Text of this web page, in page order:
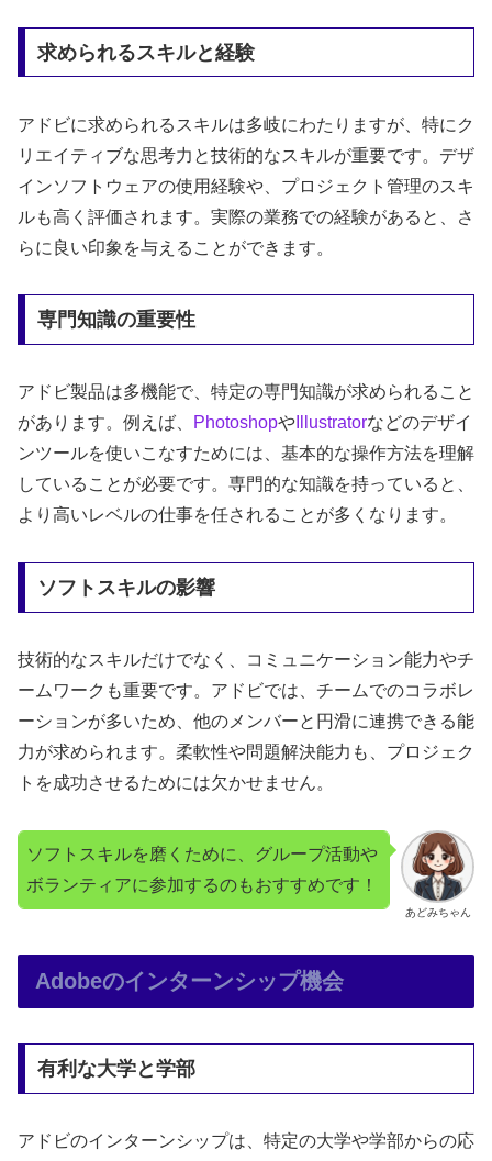
求められるスキルと経験
アドビに求められるスキルは多岐にわたりますが、特にク
リエイティブな思考力と技術的なスキルが重要です。デザ
インソフトウェアの使用経験や、プロジェクト管理のスキ
ルも高く評価されます。実際の業務での経験があると、さ
らに良い印象を与えることができます。
専門知識の重要性
アドビ製品は多機能で、特定の専門知識が求められること
があります。例えば、
Photoshopや Illustratorなどのデザイ
ンツールを使いこなすためには、基本的な操作方法を理解
していることが必要です。専門的な知識を持っていると、
より高いレベルの仕事を任されることが多くなります。
ソフトスキルの影響
技術的なスキルだけでなく、コミュニケーション能力やチ
ームワークも重要です。アドビでは、チームでのコラボレ
ーションが多いため、他のメンバーと円滑に連携できる能
力が求められます。柔軟性や問題解決能力も、プロジェク
トを成功させるためには欠かせません。
あどみちゃん
ソフトスキルを磨くために、グループ活動や
ボランティアに参加するのもおすすめです！
Adobeのインターンシップ機会
有利な大学と学部
アドビのインターンシップは、特定の大学や学部からの応